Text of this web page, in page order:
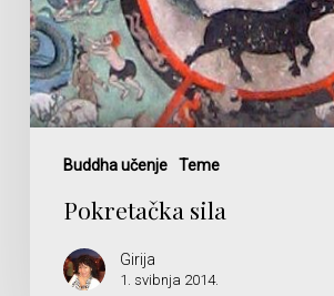
Buddha učenje Teme
Pokretačka sila
Girija
1. svibnja 2014.